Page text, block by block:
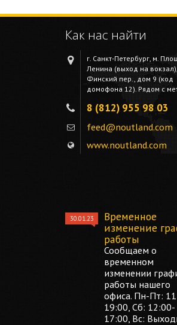
Как нас найти
г. Санкт-Петербург, м.
Ленина (выход на вокзал),
Финский пер., дом 9 (код
домофона 12). Рядом с
8 (812) 955 98 03
feed@noutland.com
www.noutland.com
30.01.23
Временное
изменение
работы
Сообщаем о
временном
изменении
работы нашего
офиса. Пн-Пт:
19:00, Сб: 12:00-
17:00, Вс: